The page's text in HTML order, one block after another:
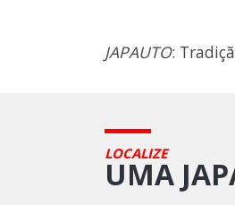
JAPAUTO:
LOCALIZE
UMA